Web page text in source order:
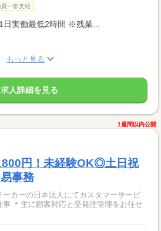
費一部支給
実働最低2時間 ※残業...
もっと見る
求人詳細を見る
1週間以内公開
円！未経験OK◎土日祝
事務
カーの日本法人にてカスタマーサービ
任せ